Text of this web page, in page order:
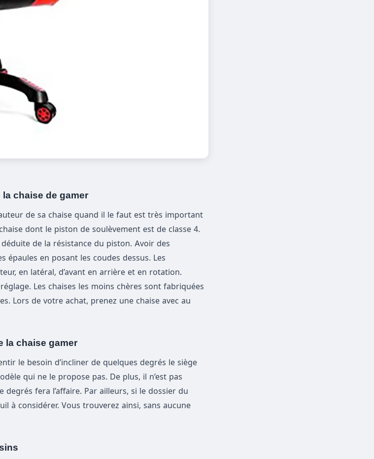
chaise de gamer
de sa chaise quand il le faut est très important
dont le piston de soulèvement est de classe 4.
de la résistance du piston. Avoir des
en posant les coudes dessus. Les
en latéral, d’avant en arrière et en rotation.
Les chaises les moins chères sont fabriquées
Lors de votre achat, prenez une chaise avec au
la chaise gamer
le besoin d’incliner de quelques degrés le siège
qui ne le propose pas. De plus, il n’est pas
degrés fera l’affaire. Par ailleurs, si le dossier du
à considérer. Vous trouverez ainsi, sans aucune